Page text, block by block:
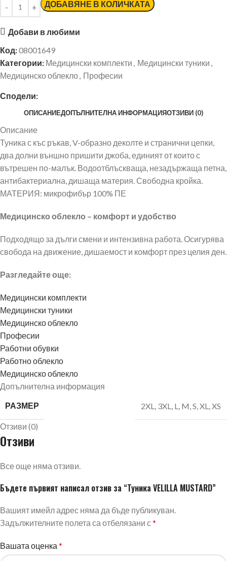
ДОБАВЯНЕ В КОЛИЧКАТА
Добави в любими
Код:08001649
Категории: Медицински комплекти , Медицински туники ,
Медицинско облекло, Професии
Сподели:
ОПИСАНИЕДОПЪЛНИТЕЛНА ИНФОРМАЦИЯОТЗИВИ (0)
Описание
Туника с къс ръкав, V-образно деколте и странични цепки,
два долни външно пришити джоба, единият от които с
вътрешен по-малък. Водоотблъскваща, незадържаща петна,
антибактериална, дишаща материя. Свободна кройка.
МАТЕРИЯ: микрофибър 100% ПЕ
Медицинско облекло – комфорт и удобство
Подходящо за дълги смени и интензивна работа. Осигурява
свобода на движение, дишаемост и комфорт през целия ден.
Разгледайте още:
Медицински комплекти
Медицински туники
Медицинско облекло
Професии
Работни обувки
Работно облекло
Медицинско облекло
Допълнителна информация
РАЗМЕР
2XL, 3XL, L, M,S,XL,XS
Отзиви (0)
Отзиви
Все още няма отзиви.
Бъдете първият написал отзив за “Туника VELILLA MUSTARD”
Вашият имейл адрес няма да бъде публикуван.
Задължителните полета са отбелязани с*
Вашата оценка *